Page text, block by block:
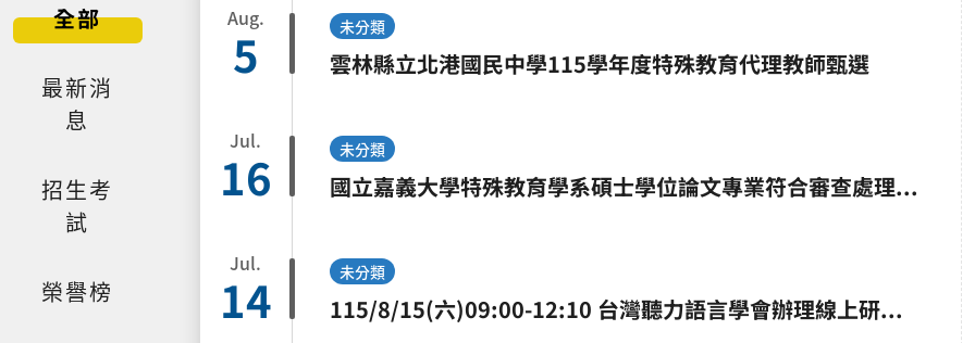
全部
最新消
息
招生考
試
榮譽榜
Aug.
5 未分類
雲林縣立北港國民中學115學年度特殊教育代理教師甄選
Jul.
16 未分類
國立嘉義大學特殊教育學系碩士學位論文專業符合審查處理要點(1110503)
Jul.
14 未分類
115/8/15(六)09:00-12:10 台灣聽力語言學會辦理線上研習：【從被服務者到專業者：看見語言治療中的多元與可能】，請踴躍報名。